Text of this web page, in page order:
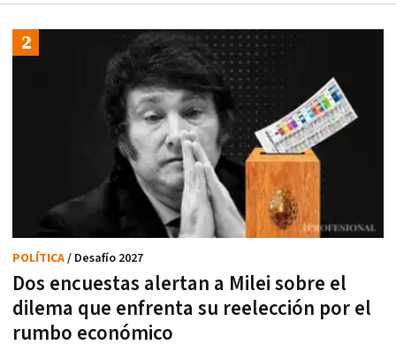
Dos encuestas alertan a Milei sobre el
dilema que enfrenta su reelección por el
rumbo económico
POLÍTICA/ Desafío 2027